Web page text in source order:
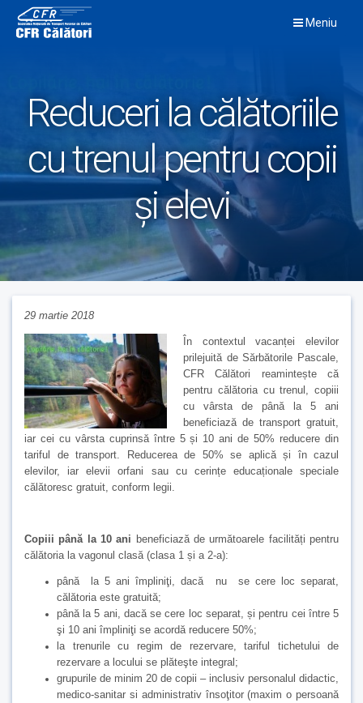
content
Meniu
Reduceri la călătoriile
cu trenul pentru copii
și elevi
29 martie 2018
În contextul vacanței elevilor
prilejuită de Sărbătorile Pascale,
CFR Călători reamintește că
pentru călătoria cu trenul, copiii
cu vârsta de până la 5 ani
beneficiază de transport gratuit,
iar cei cu vârsta cuprinsă între 5 și 10 ani de 50% reducere din
tariful de transport. Reducerea de 50% se aplică și în cazul
elevilor, iar elevii orfani sau cu cerințe educaționale speciale
călătoresc gratuit, conform legii.
Copiii până la 10 ani beneficiază de următoarele facilități pentru
călătoria la vagonul clasă (clasa 1 și a 2-a):
până la 5 ani împliniţi, dacă nu se cere loc separat,
călătoria este gratuită;
până la 5 ani, dacă se cere loc separat, și pentru cei între 5
şi 10 ani împliniţi se acordă reducere 50%;
la trenurile cu regim de rezervare, tariful tichetului de
rezervare a locului se plăteşte integral;
grupurile de minim 20 de copii – inclusiv personalul didactic,
medico-sanitar si administrativ însoţitor (maxim o persoană